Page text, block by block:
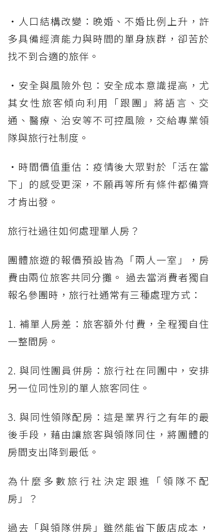
・人口結構改變：晚婚、不婚比例上升，許
多具備經濟能力與時間的單身族群，卻苦於
找不到合適的旅伴。
・安全與風險外包：安全成本意識提高，尤
其女性旅客傾向利用「跟團」將語言、交
通、醫療、治安等不可控風險，交給專業領
隊與旅行社制度。
・時間價值重估：疫情後大眾對於「活在當
下」的感受更深，不願再等所有條件都備齊
才肯出發。
旅行社過往如何處理單人房？
團體旅遊的報價預設皆為「兩人一室」，房
費由兩位旅客共同分攤。 過去當消費者獨自
報名參團時，旅行社通常有三種處理方式：
1. 補單人房差：旅客額外付費，全程獨自住
一整間房。
2. 與同性團員併房：旅行社在同團中，安排
另一位同性別的單人旅客同住。
3. 與同性領隊配房：這是業界行之有年的最
後手段，藉由讓旅客與領隊同住，將團體的
房間支出降到最低。
為什麼多數旅行社決定跟進「領隊不配
房」？
過去「與領隊併房」雖然能省下飯店成本，